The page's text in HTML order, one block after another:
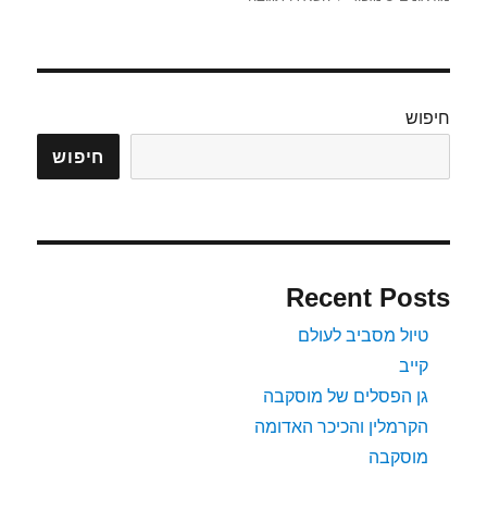
חיפוש
חיפוש
Recent Posts
טיול מסביב לעולם
קייב
גן הפסלים של מוסקבה
הקרמלין והכיכר האדומה
מוסקבה